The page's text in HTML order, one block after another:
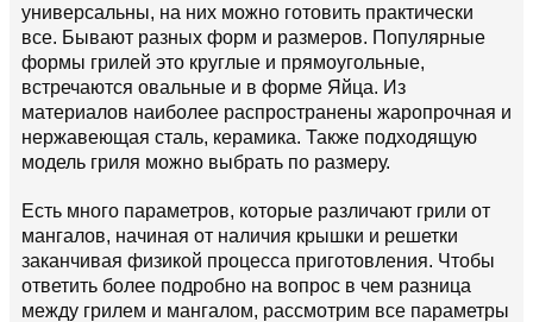
универсальны, на них можно готовить практически
все. Бывают разных форм и размеров. Популярные
формы грилей это круглые и прямоугольные,
встречаются овальные и в форме Яйца. Из
материалов наиболее распространены жаропрочная и
нержавеющая сталь, керамика. Также подходящую
модель гриля можно выбрать по размеру.
Есть много параметров, которые различают грили от
мангалов, начиная от наличия крышки и решетки
заканчивая физикой процесса приготовления. Чтобы
ответить более подробно на вопрос в чем разница
между грилем и мангалом, рассмотрим все параметры